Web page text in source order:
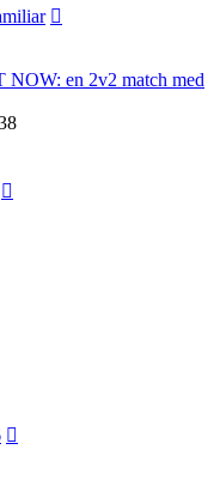
en 2v2 match med